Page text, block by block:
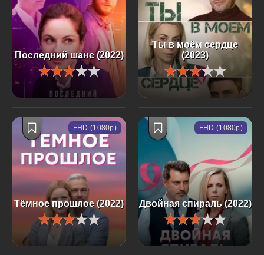
Последний шанс (2022)
Ты в моём сердце
(2023)
Тёмное прошлое (2022)
FHD (1080p)
Двойная спираль (2022)
FHD (1080p)